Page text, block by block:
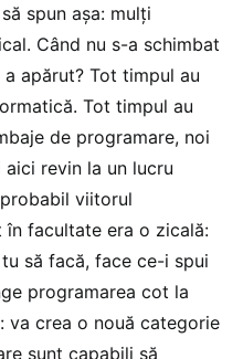
spun așa: mulți
Când nu s-a schimbat
apărut? Tot timpul au
Tot timpul au
de programare, noi
revin la un lucru
viitorul
în facultate era o zicală:
să facă, face ce-i spui
programarea cot la
crea o nouă categorie
sunt capabili să